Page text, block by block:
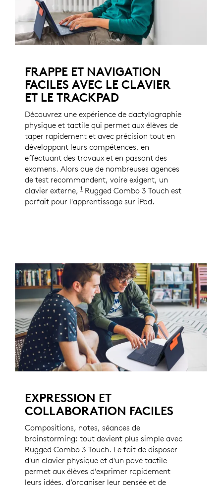
FRAPPE ET NAVIGATION
FACILES AVEC LE CLAVIER
ET LE TRACKPAD
Découvrez une expérience de dactylographie
physique et tactile qui permet aux élèves de
taper rapidement et avec précision tout en
développant leurs compétences, en
effectuant des travaux et en passant des
examens. Alors que de nombreuses agences
de test recommandent, voire exigent, un
clavier externe, 1 D’après les entretiens menés par
Rugged Combo 3 Touch est
parfait pour l'apprentissage sur iPad.
EXPRESSION ET
COLLABORATION FACILES
Compositions, notes, séances de
brainstorming: tout devient plus simple avec
Rugged Combo 3 Touch. Le fait de disposer
d'un clavier physique et d'un pavé tactile
permet aux élèves d'exprimer rapidement
leurs idées, d’organiser leur pensée et de